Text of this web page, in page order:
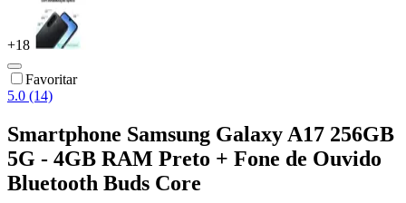
+18
Favoritar
5.0 (14)
Smartphone Samsung Galaxy A17 256GB
5G - 4GB RAM Preto + Fone de Ouvido
Bluetooth Buds Core